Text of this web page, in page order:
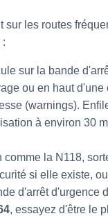
les routes
:
sur la bande
ou en haut
(warnings).
à environ 30
la N118,
si elle existe,
d'arrêt d'urgence
, essayez d'être le